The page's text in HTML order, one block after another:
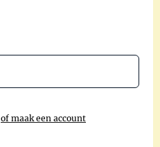
of maak een account